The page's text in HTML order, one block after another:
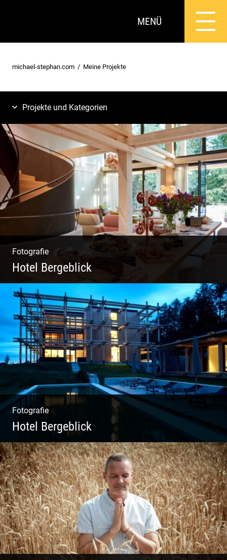
MENÜ
michael-stephan.com Meine Projekte
Projekte und Kategorien
Fotografie
Hotel Bergeblick
Zweites Shooting für das Designhotel in Bad
Tölz
Fotografie
Hotel Bergeblick
Wunderbare Architektur, außergewöhnliches
Design – eine Oase der Ruhe und
Entspannung. Ausgedehnte Fotostrecke